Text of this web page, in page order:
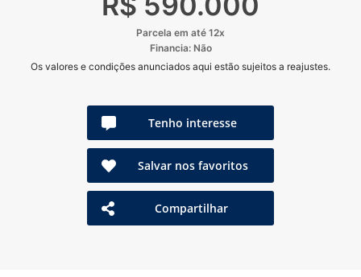
Parcela em até 12x
Financia: Não
Os valores e condições anunciados aqui estão sujeitos a reajustes.
Tenho interesse
Salvar nos favoritos
Compartilhar